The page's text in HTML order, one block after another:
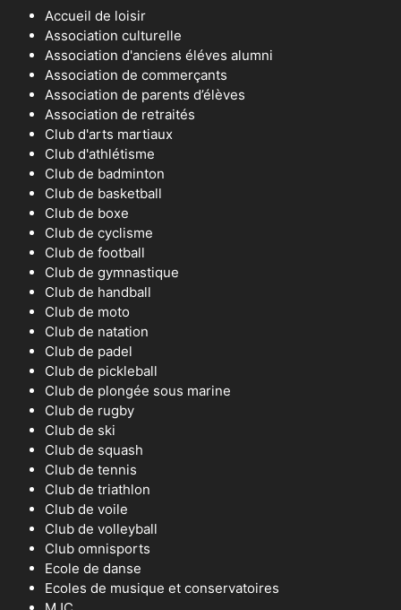
Accueil de loisir
Association culturelle
Association d'anciens éléves alumni
Association de commerçants
Association de parents d’élèves
Association de retraités
Club d'arts martiaux
Club d'athlétisme
Club de badminton
Club de basketball
Club de boxe
Club de cyclisme
Club de football
Club de gymnastique
Club de handball
Club de moto
Club de natation
Club de padel
Club de pickleball
Club de plongée sous marine
Club de rugby
Club de ski
Club de squash
Club de tennis
Club de triathlon
Club de voile
Club de volleyball
Club omnisports
Ecole de danse
Ecoles de musique et conservatoires